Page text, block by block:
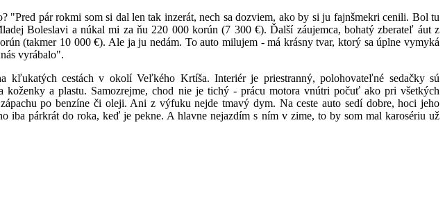
"Pred pár rokmi som si dal len tak inzerát, nech sa dozviem, ako by si ju fajnšmekri cenili. Bol tu
Boleslavi a núkal mi za ňu 220 000 korún (7 300 €). Ďalší záujemca, bohatý zberateľ áut z
(takmer 10 000 €). Ale ja ju nedám. To auto milujem - má krásny tvar, ktorý sa úplne vymyká
vyrábalo".
kľukatých cestách v okolí Veľkého Krtíša. Interiér je priestranný, polohovateľné sedačky sú
koženky a plastu. Samozrejme, chod nie je tichý - prácu motora vnútri počuť ako pri všetkých
po benzíne či oleji. Ani z výfuku nejde tmavý dym. Na ceste auto sedí dobre, hoci jeho
párkrát do roka, keď je pekne. A hlavne nejazdím s ním v zime, to by som mal karosériu už